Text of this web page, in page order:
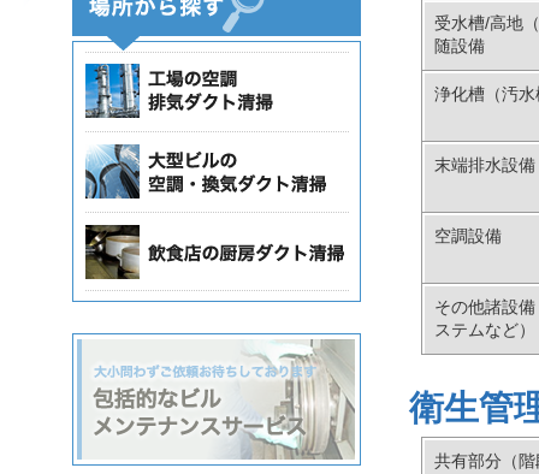
受水槽/高地
随設備
浄化槽（汚水
末端排水設備
空調設備
その他諸設
ステムなど）
衛生管
共有部分（